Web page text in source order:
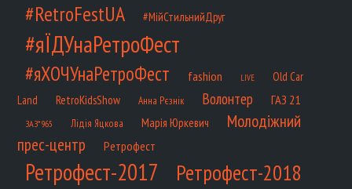
#RetroFestUA #МійСтильнийДруг
#яЇДУнаРетроФест
#яХОЧУнаРетроФест fashion LIVE
Old Car
Land
RetroKidsShow Анна Рєзнік Волонтер ГАЗ 21
ЗАЗ*965 Лідія Яцкова Марія Юркевич
Молодіжний
прес-центр
Ретрофест
Ретрофест-2017 Ретрофест-2018